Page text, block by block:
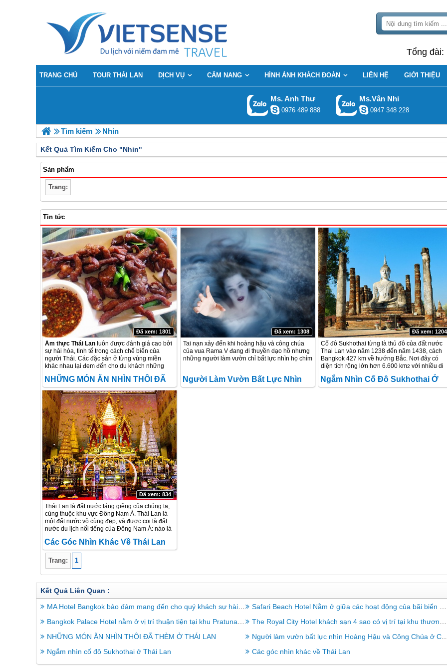
Tổng đài:
TRANG CHỦ TOUR THÁI LAN DỊCH VỤ CẨM NANG HÌNH ẢNH KHÁCH ĐOÀN LIÊN HỆ GIỚI THIỆU
Ms. Anh Thư
0976 489 888
Ms.Vân Nhi
0947 348 228
Tìm kiếm Nhin
Kết Quả Tìm Kiếm Cho "Nhin"
Sản phẩm
Trang:
Tin tức
Ẩm thực Thái Lan luôn được đánh giá cao bởi
sự hài hòa, tinh tế trong cách chế biến của
người Thái. Các đặc sản ở từng vùng miền
khác nhau lại đem đến cho du khách những
hương vị, sự độc đáo khác nhau. Với sự pha
trộn tinh tế giữa các vị chua, cay, mặn, ngọt…
ẩm thực Thái Lan chính là một trong những yếu
tố quan trọng giúp nềndu lịch Thái Lanngày
càng hấp dẫn khách du lịch đến vậy.
Đã xem: 1801
NHỮNG MÓN ĂN NHÌN THÔI ĐÃ
THÈM Ở THÁI LAN
Tai nạn xảy đến khi hoàng hậu và công chúa
của vua Rama V đang đi thuyền dạo hồ nhưng
những người làm vườn chỉ bất lực nhìn họ chìm
Đã xem: 1308
Người Làm Vườn Bất Lực Nhìn
Cố đô Sukhothai từng là thủ đô của đất nước
Thai Lan vào năm 1238 đến năm 1438, cách
Bangkok 427 km về hướng Bắc. Nơi đây có
diện tích rộng lớn hơn 6.600 km2 với nhiều di
tích lịch sử như đền thờ Phật, hoàng thành…
Vào năm 1991 cố đô đã đươc UNESCO công
nhận là Di sản Văn hóa Thế giới.
Đã xem: 1204
Ngắm Nhìn Cố Đô Sukhothai Ở
Thái Lan là đất nước láng giềng của chúng ta,
cùng thuộc khu vực Đông Nam Á. Thái Lan là
một đất nước vô cùng đẹp, và được coi là đất
nước du lịch nổi tiếng của Đông Nam Á: nào là
kỳ thú, dịch vụ du lịch chuyên nghiệp hay hệ
thống chùa chiền trải khắp cả nước …
Đã xem: 834
Các Góc Nhìn Khác Về Thái Lan
Trang: 1
Kết Quả Liên Quan :
MA Hotel Bangkok bảo đảm mang đến cho quý khách sự hài lòng dù đang ở Bangkok
Safari Beach Hotel Nằm ở giữa các hoạt động của bãi biển Patong Phuket
Bangkok Palace Hotel nằm ở vị trí thuận tiện tại khu Pratunam nổi tiếng
The Royal City Hotel khách sạn 4 sao có vị trí tại khu thương mai trung tâm
NHỮNG MÓN ĂN NHÌN THÔI ĐÃ THÈM Ở THÁI LAN
Người làm vườn bất lực nhìn Hoàng Hậu và Công Chúa ở Cung điện Mùa hè ở Thái Lan
Ngắm nhìn cố đô Sukhothai ở Thái Lan
Các góc nhìn khác về Thái Lan